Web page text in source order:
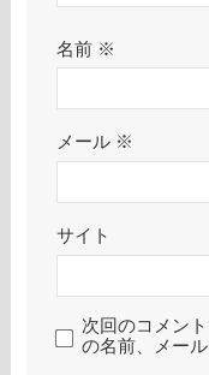
名前 ※
メール ※
サイト
次回のコメン
の名前、メー